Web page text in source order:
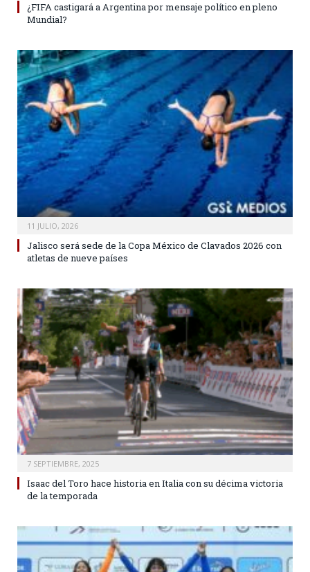
¿FIFA castigará a Argentina por mensaje político en pleno
Mundial?
11 JULIO, 2026
Jalisco será sede de la Copa México de Clavados 2026 con
atletas de nueve países
7 SEPTIEMBRE, 2025
Isaac del Toro hace historia en Italia con su décima victoria
de la temporada